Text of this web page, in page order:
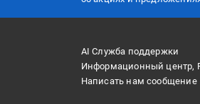
AI Служба поддержки
Информационный центр,
Написать нам сообщение